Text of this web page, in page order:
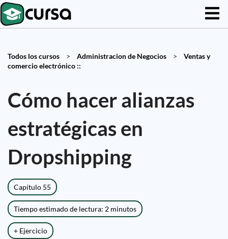
Todos los cursos > Administracion de Negocios >
Ventas y
comercio electrónico ::
Cómo hacer alianzas
estratégicas en
Dropshipping
Capítulo 55
Tiempo estimado de lectura: 2 minutos
+ Ejercicio